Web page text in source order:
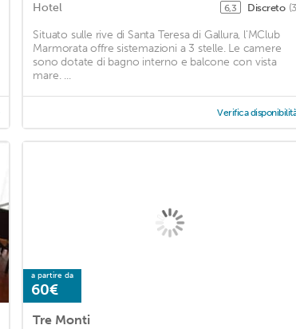
Hotel 6,3 Discreto
Situato sulle rive di Santa Teresa di Gallura, l'MClub
Marmorata offre sistemazioni a 3 stelle. Le camere
sono dotate di bagno interno e balcone con vista
mare. ...
Verifica
a partire da
60€
Tre Monti